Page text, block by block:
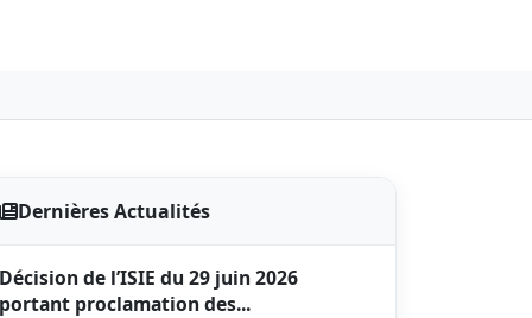
Dernières Actualités
Décision de l’ISIE du 29 juin 2026
portant proclamation des...